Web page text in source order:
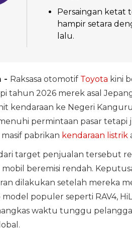
Persaingan ketat
hampir setara
lalu.
- Raksasa otomotif Toyota kini
tahun 2026 merek asal
kendaraan ke Negeri
permintaan pasar tetapi
pabrikan kendaraan listrik
target penjualan tersebut
mobil beremisi rendah.
dilakukan setelah mereka
populer seperti RAV4,
waktu tunggu